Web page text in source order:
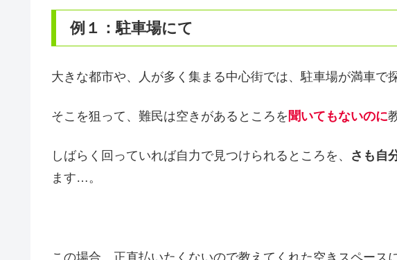
例１：駐車場にて
大きな都市や、人が多く集まる中心街では、駐車場が満車で
そこを狙って、難民は空きがあるところを 聞いてもないのに
しばらく回っていれば自力で見つけられるところを、 さも自
ます…。
この場合、正直払いたくないので教えてくれた空きスペース